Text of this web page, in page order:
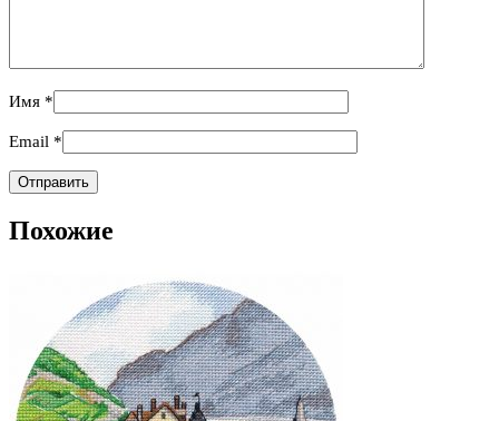
Имя *
Email *
Похожие